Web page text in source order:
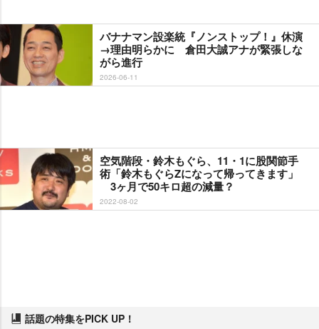
バナナマン設楽統『ノンストップ！』休演
→理由明らかに 倉田大誠アナが緊張しな
がら進行
2026-06-11
空気階段・鈴木もぐら、11・1に股関節手
術「鈴木もぐらZになって帰ってきます」
3ヶ月で50キロ超の減量？
2022-08-02
話題の特集をPICK UP！